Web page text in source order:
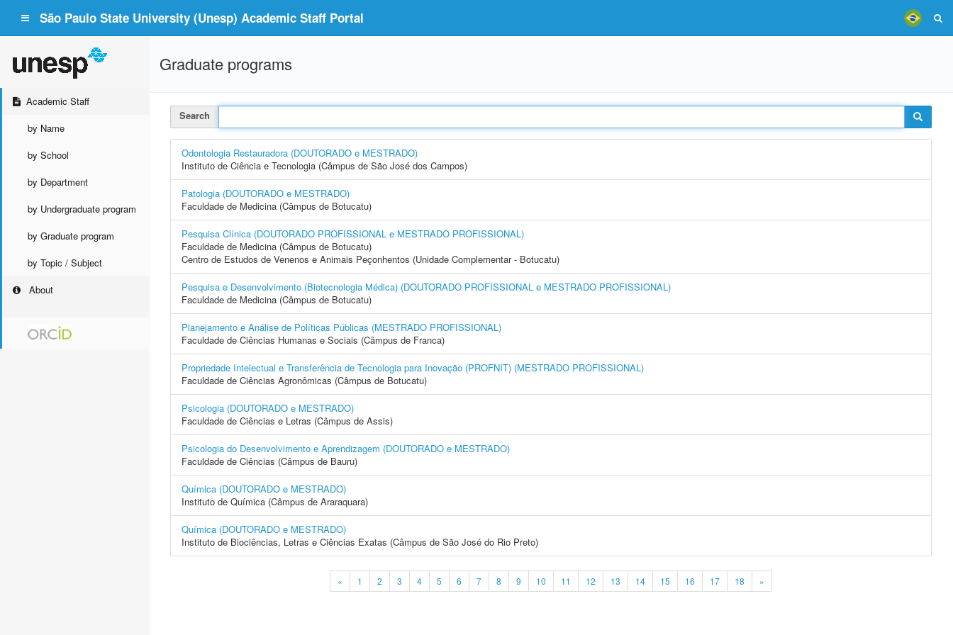
São Paulo State University (Unesp) Academic Staff Portal
Academic Staff
by Name
by School
by Department
by Undergraduate program
by Graduate program
by Topic / Subject
About
Graduate programs
Search
Odontologia Restauradora (DOUTORADO e MESTRADO)
Instituto de Ciência e Tecnologia (Câmpus de São José dos Campos)
Patologia (DOUTORADO e MESTRADO)
Faculdade de Medicina (Câmpus de Botucatu)
Pesquisa Clínica (DOUTORADO PROFISSIONAL e MESTRADO PROFISSIONAL)
Faculdade de Medicina (Câmpus de Botucatu)
Centro de Estudos de Venenos e Animais Peçonhentos (Unidade Complementar - Botucatu)
Pesquisa e Desenvolvimento (Biotecnologia Médica) (DOUTORADO PROFISSIONAL e MESTRADO PROFISSIONAL)
Faculdade de Medicina (Câmpus de Botucatu)
Planejamento e Análise de Políticas Públicas (MESTRADO PROFISSIONAL)
Faculdade de Ciências Humanas e Sociais (Câmpus de Franca)
Propriedade Intelectual e Transferência de Tecnologia para Inovação (PROFNIT) (MESTRADO PROFISSIONAL)
Faculdade de Ciências Agronômicas (Câmpus de Botucatu)
Psicologia (DOUTORADO e MESTRADO)
Faculdade de Ciências e Letras (Câmpus de Assis)
Psicologia do Desenvolvimento e Aprendizagem (DOUTORADO e MESTRADO)
Faculdade de Ciências (Câmpus de Bauru)
Química (DOUTORADO e MESTRADO)
Instituto de Química (Câmpus de Araraquara)
Química (DOUTORADO e MESTRADO)
Instituto de Biociências, Letras e Ciências Exatas (Câmpus de São José do Rio Preto)
« 1 2 3 4 5 6 7 8 9 10 11 12 13 14 15 16 17 18 »